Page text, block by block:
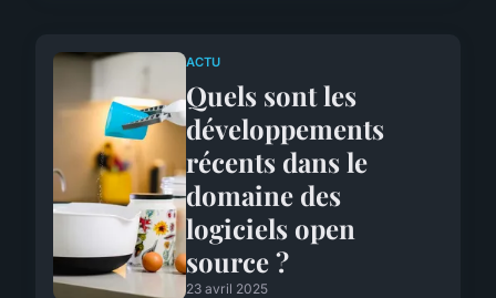
ACTU
Quels sont les
développements
récents dans le
domaine des
logiciels open
source ?
23 avril 2025